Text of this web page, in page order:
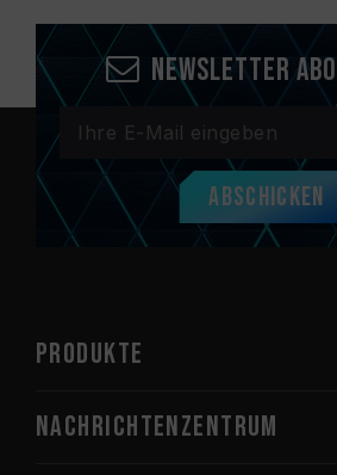
Newsletter
Abschicken
PRODUKTE
Nachrichtenzentrum